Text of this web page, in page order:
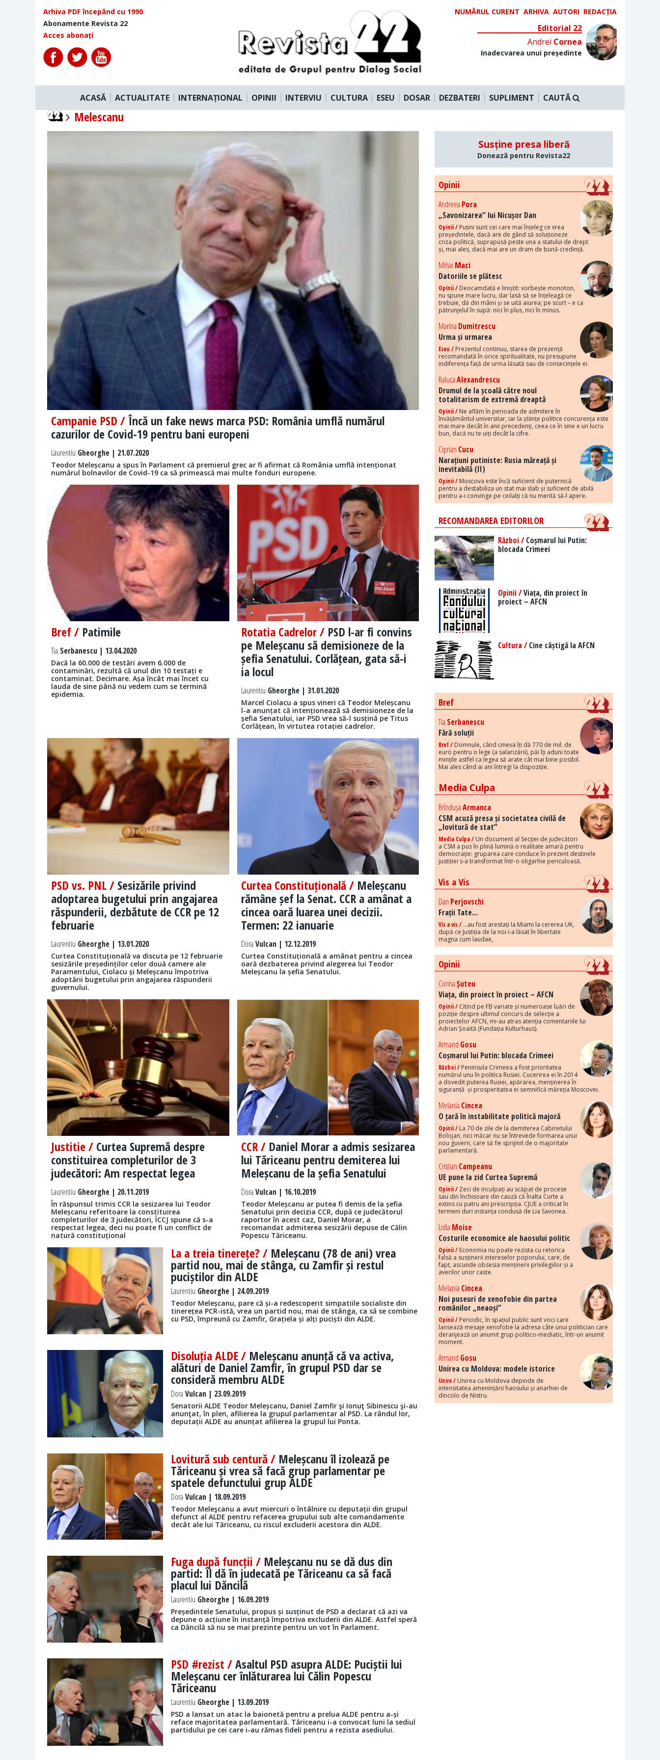
Arhiva PDF începând cu 1990
Abonamente Revista 22
Acces abonați
NUMĂRUL CURENT ARHIVA AUTORI REDACȚIA
Editorial 22
Andrei Cornea
Inadecvarea unui președinte
ACASĂ ACTUALITATE INTERNAȚIONAL OPINII INTERVIU CULTURA ESEU DOSAR DEZBATERI SUPLIMENT CAUTĂ
Melescanu
Campanie PSD /Încă un fake news marca PSD: România umflă numărul
cazurilor de Covid-19 pentru bani europeni
Laurentiu Gheorghe | 21.07.2020
Teodor Meleșcanu a spus în Parlament că premierul grec ar fi afirmat că România umflă intenționat
numărul bolnavilor de Covid-19 ca să primească mai multe fonduri europene.
Bref / Patimile
Tia Serbanescu | 13.04.2020
Dacă la 60.000 de testări avem 6.000 de
contaminări, rezultă că unul din 10 testați e
contaminat. Decimare. Așa încât mai încet cu
lauda de sine până nu vedem cum se termină
epidemia.
Rotatia Cadrelor / PSD l-ar fi convins
pe Meleșcanu să demisioneze de la
șefia Senatului. Corlățean, gata să-i
ia locul
Laurentiu Gheorghe | 31.01.2020
Marcel Ciolacu a spus vineri că Teodor Meleșcanu
l-a anunțat că intenționează să demisioneze de la
șefia Senatului, iar PSD vrea să-l susțină pe Titus
Corlățean, în virtutea rotației cadrelor.
PSD vs. PNL / Sesizările privind
adoptarea bugetului prin angajarea
răspunderii, dezbătute de CCR pe 12
februarie
Laurentiu Gheorghe | 13.01.2020
Curtea Constituțională va discuta pe 12 februarie
sesizările președinților celor două camere ale
Paramentului, Ciolacu și Meleșcanu împotriva
adoptării bugetului prin angajarea răspunderii
guvernului.
Curtea Constituțională / Meleșcanu
rămâne șef la Senat. CCR a amânat a
cincea oară luarea unei decizii.
Termen: 22 ianuarie
Dora Vulcan | 12.12.2019
Curtea Constituțională a amânat pentru a cincea
oară dezbaterea privind alegerea lui Teodor
Meleșcanu la șefia Senatului.
Justitie / Curtea Supremă despre
constituirea completurilor de 3
judecători: Am respectat legea
Laurentiu Gheorghe | 20.11.2019
În răspunsul trimis CCR la sesizarea lui Teodor
Meleșcanu referitoare la constituirea
completurilor de 3 judecători, ÎCCJ spune că s-a
respectat legea, deci nu poate fi un conflict de
natură constituțional
CCR / Daniel Morar a admis sesizarea
lui Tăriceanu pentru demiterea lui
Meleșcanu de la șefia Senatului
Dora Vulcan | 16.10.2019
Teodor Meleșcanu ar putea fi demis de la șefia
Senatului prin decizia CCR, după ce judecătorul
raportor în acest caz, Daniel Morar, a
recomandat admiterea sesizării depuse de Călin
Popescu Tăriceanu.
La a treia tinerețe? / Meleșcanu (78 de ani) vrea
partid nou, mai de stânga, cu Zamfir și restul
puciștilor din ALDE
Laurentiu Gheorghe | 24.09.2019
Teodor Meleșcanu, pare că și-a redescoperit simpatiile socialiste din
tinerețea PCR-istă, vrea un partid nou, mai de stânga, ca să se combine
cu PSD, împreună cu Zamfir, Grațiela și alți puciști din ALDE.
Disoluția ALDE / Meleșcanu anunță că va activa,
alături de Daniel Zamfir, în grupul PSD dar se
consideră membru ALDE
Dora Vulcan | 23.09.2019
Senatorii ALDE Teodor Meleșcanu, Daniel Zamfir şi Ionuţ Sibinescu şi-au
anunţat, în plen, afilierea la grupul parlamentar al PSD. La rândul lor,
deputații ALDE au anunțat afilierea la grupul lui Ponta.
Lovitură sub centură / Meleșcanu îl izolează pe
Tăriceanu și vrea să facă grup parlamentar pe
spatele defunctului grup ALDE
Dora Vulcan | 18.09.2019
Teodor Meleşcanu a avut miercuri o întâlnire cu deputații din grupul
defunct al ALDE pentru refacerea grupului sub alte comandamente
decât ale lui Tăriceanu, cu riscul excluderii acestora din ALDE.
Fuga după funcții / Meleșcanu nu se dă dus din
partid: Îl dă în judecată pe Tăriceanu ca să facă
placul lui Dăncilă
Laurentiu Gheorghe | 16.09.2019
Președintele Senatului, propus și susținut de PSD a declarat că azi va
depune o acțiune în instanță împotriva excluderii din ALDE. Astfel speră
ca Dăncilă să nu se mai prezinte pentru un vot în Parlament.
PSD #rezist /Asaltul PSD asupra ALDE: Puciștii lui
Meleșcanu cer înlăturarea lui Călin Popescu
Tăriceanu
Laurentiu Gheorghe | 13.09.2019
PSD a lansat un atac la baionetă pentru a prelua ALDE pentru a-și
reface majoritatea parlamentară. Tăriceanu i-a convocat luni la sediul
partidului pe cei care i-au rămas fideli pentru a rezista asediului.
Susține presa liberă
Donează pentru Revista22
Opinii
Andreea Pora
„Savonizarea” lui Nicușor Dan
Opinii / Puțini sunt cei care mai înțeleg ce vrea
președintele, dacă are de gând să soluționeze
criza politică, suprapusă peste una a statului de drept
și, mai ales, dacă mai are un dram de bună-credință.
Mihai Maci
Datoriile se plătesc
Opinii / Deocamdată e liniștit: vorbește monoton,
nu spune mare lucru, dar lasă să se înțeleagă ce
trebuie, dă din mâini și se uită aiurea; pe scurt – e ca
pătrunjelul în supă: nici în plus, nici în minus.
Marina Dumitrescu
Urma și urmarea
Eseu / Prezentul continuu, starea de prezență
recomandată în orice spiritualitate, nu presupune
indiferența față de urma lăsată sau de consecințele ei.
RalucaAlexandrescu
Drumul de la școală către noul
totalitarism de extremă dreaptă
Opinii / Ne aflăm în perioada de admitere în
învățământul universitar, iar la științe politice concurența este
mai mare decât în anii precedenți, ceea ce în sine e un lucru
bun, dacă nu te uiți decât la cifre.
Ciprian Cucu
Narațiuni putiniste: Rusia măreață și
inevitabilă (II)
Opinii / Moscova este încă suficient de puternică
pentru a destabiliza un stat mai slab și suficient de abilă
pentru a-i convinge pe ceilalți că nu merită să-l apere.
RECOMANDAREA EDITORILOR
Război /Coșmarul lui Putin:
blocada Crimeei
Opinii /Viața, din proiect în
proiect – AFCN
Cultura /Cine câștigă la AFCN
Bref
Tia Serbanescu
Fără soluții
Bref / Domnule, când cineva îți dă 770 de mil. de
euro pentru o lege (a salarizării), păi îți aduni toate
mințile astfel ca legea să arate cât mai bine posibil.
Mai ales când ai ani întregi la dispoziție.
Media Culpa
BrîndușaArmanca
CSM acuză presa și societatea civilă de
„lovitură de stat”
Media Culpa / Un document al Secției de judecători
a CSM a pus în plină lumină o realitate amară pentru
democrație: gruparea care conduce în prezent destinele
justiției s-a transformat într-o oligarhie periculoasă.
Vis a Vis
Dan Perjovschi
Frații Tate...
Vis a vis / ...au fost arestați la Miami la cererea UK,
după ce Justiția de la noi i-a lăsat în libertate
magna cum laudae,
Opinii
CorinaȘuteu
Viața, din proiect în proiect – AFCN
Opinii / Citind pe FB variate și numeroase luări de
poziție despre ultimul concurs de selecție a
proiectelor AFCN, mi-au atras atenția comentariile lui
Adrian Șoaită (Fundația Kulturhaus).
Armand Gosu
Coșmarul lui Putin: blocada Crimeei
Război / Peninsula Crimeea a fost prioritatea
numărul unu în politica Rusiei. Cucerirea ei în 2014
a dovedit puterea Rusiei, apărarea, menținerea în
siguranță și prosperitatea ei semnifică măreția Moscovei.
Melania Cincea
O țară în instabilitate politică majoră
Opinii / La 70 de zile de la demiterea Cabinetului
Bolojan, nici măcar nu se întrevede formarea unui
nou guvern, care să fie sprijinit de o majoritate
parlamentară.
Cristian Campeanu
UE pune la zid Curtea Supremă
Opinii / Zeci de inculpați au scăpat de procese
sau din închisoare din cauză că Înalta Curte a
extins cu patru ani prescripția. CJUE a criticat în
termeni duri instanța condusă de Lia Savonea.
Lidia Moise
Costurile economice ale haosului politic
Opinii / Economia nu poate rezista cu retorica
falsă a susținerii intereselor poporului, care, de
fapt, ascunde obsesia menținerii privilegiilor și a
averilor unor caste.
Melania Cincea
Noi puseuri de xenofobie din partea
românilor „neaoși”
Opinii / Periodic, în spațiul public sunt voci care
lansează mesaje xenofobe la adresa câte unui politician care
deranjează un anumit grup politico-mediatic, într-un anumit
moment.
Armand Gosu
Unirea cu Moldova: modele istorice
Unire / Unirea cu Moldova depinde de
intensitatea amenințării haosului și anarhiei de
dincolo de Nistru.